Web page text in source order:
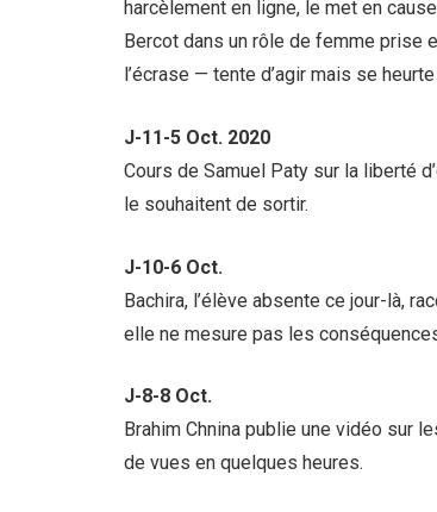
harcèlement en ligne, le met en
Bercot dans un rôle de femme prise
l’écrase — tente d’agir mais se
J-11-5 Oct. 2020
Cours de Samuel Paty sur la liberté
le souhaitent de sortir.
J-10-6 Oct.
Bachira, l’élève absente ce jour-là,
elle ne mesure pas les
J-8-8 Oct.
Brahim Chnina publie une vidéo sur
de vues en quelques heures.